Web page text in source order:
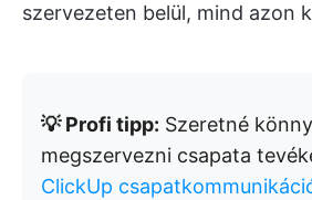
szervezeten belül, mind azon
💡 Profi tipp: Szeretné
megszervezni csapata
ClickUp